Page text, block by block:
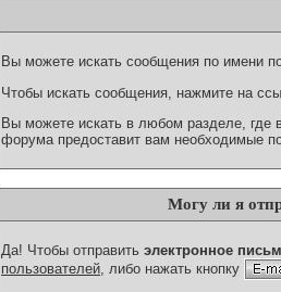
Вы можете искать сообщения по имени
Чтобы искать сообщения, нажмите на
Вы можете искать в любом разделе, где
форума предоставит вам необходимые
Могу ли я
Да! Чтобы отправить электронное
пользователей , либо нажать кнопку